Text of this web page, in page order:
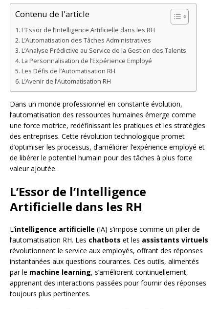
Contenu de l'article
L’Essor de l’Intelligence Artificielle dans les RH
L’Automatisation des Tâches Administratives
L’Analyse Prédictive au Service de la Gestion des Talents
La Personnalisation de l’Expérience Employé
Les Défis de l’Automatisation RH
L’Avenir de l’Automatisation RH
Dans un monde professionnel en constante évolution,
l’automatisation des ressources humaines émerge comme
une force motrice, redéfinissant les pratiques et les stratégies
des entreprises. Cette révolution technologique promet
d’optimiser les processus, d’améliorer l’expérience employé et
de libérer le potentiel humain pour des tâches à plus forte
valeur ajoutée.
L’Essor de l’Intelligence
Artificielle dans les RH
L’intelligence artificielle (IA) s’impose comme un pilier de
l’automatisation RH. Les chatbots et les assistants virtuels
révolutionnent le service aux employés, offrant des réponses
instantanées aux questions courantes. Ces outils, alimentés
par le machine learning, s’améliorent continuellement,
apprenant des interactions passées pour fournir des réponses
toujours plus pertinentes.